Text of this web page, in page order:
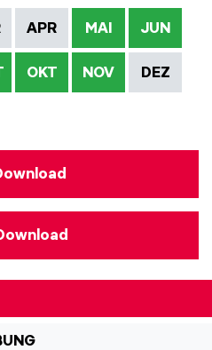
APR MAI JUN
OKT NOV DEZ